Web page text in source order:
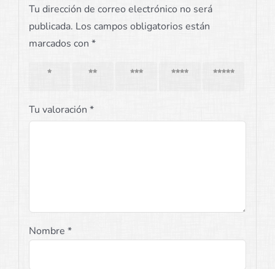
Tu dirección de correo electrónico no será
publicada. Los campos obligatorios están
marcados con *
1 de 5 2 de 5 3 de 5 4 de 5 5 de 5
Tu valoración *
Nombre *